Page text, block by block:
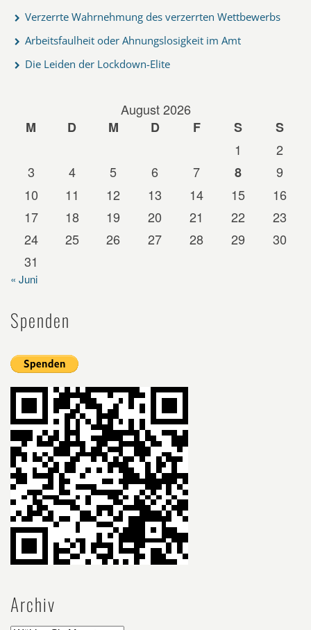
Verzerrte Wahrnehmung des verzerrten Wettbewerbs
Arbeitsfaulheit oder Ahnungslosigkeit im Amt
Die Leiden der Lockdown-Elite
August 2026
M
D M D F S
S
1
2
3
4 5 6 7 8
9
10
11 12 13 14 15
16
17
18 19 20 21 22
23
24
25 26 27 28 29
30
31
« Juni
Spenden
Archiv